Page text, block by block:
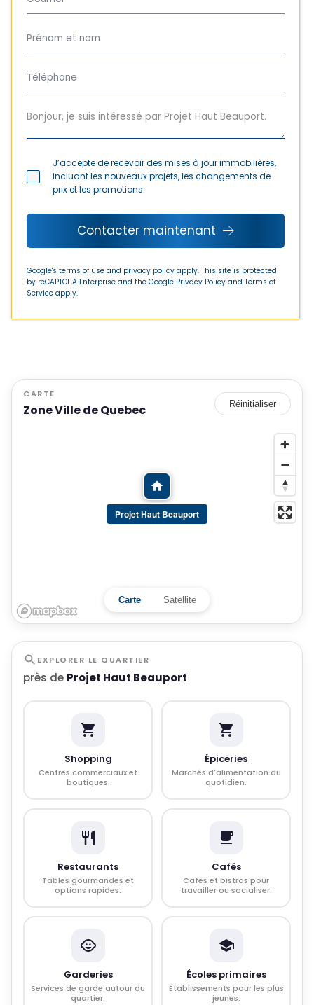
J’accepte de recevoir des mises à jour immobilières,
incluant les nouveaux projets, les changements de
prix et les promotions.
Contacter maintenant
Google's terms of use and privacy policy apply. This site is protected
by reCAPTCHA Enterprise and the Google Privacy Policy and Terms of
Service apply.
CARTE
Zone Ville de Quebec Réinitialiser
Projet Haut Beauport
Carte Satellite
EXPLORER LE QUARTIER
près de Projet Haut Beauport
Shopping
Centres commerciaux et
boutiques.
Épiceries
Marchés d'alimentation du
quotidien.
Restaurants
Tables gourmandes et
options rapides.
Cafés
Cafés et bistros pour
travailler ou socialiser.
Garderies
Services de garde autour du
quartier.
Écoles primaires
Établissements pour les plus
jeunes.